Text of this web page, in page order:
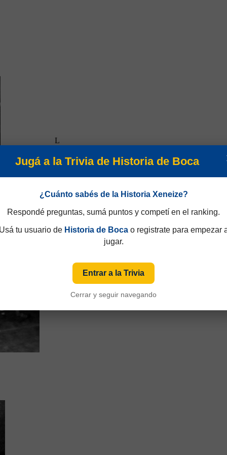
L
Jugá a la Trivia de Historia de Boca
¿Cuánto sabés de la Historia Xeneize?
Respondé preguntas, sumá puntos y competí en el ranking.
tu usuario de Historia de Bocao registrate para empezar
jugar.
Entrar a la Trivia
Cerrar y seguir navegando